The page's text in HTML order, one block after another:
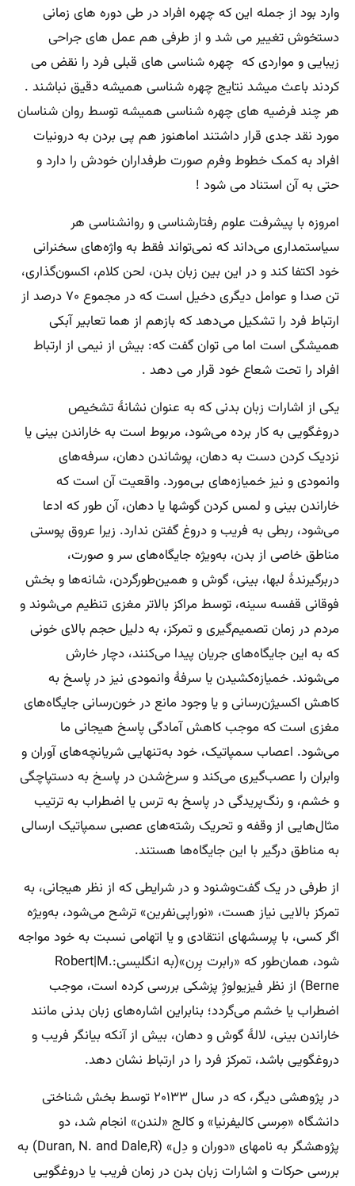
وارد بود از جمله این که چهره افراد در طی دوره های زمانی
دستخوش تغییر می شد و از طرفی هم عمل های جراحی
زیبایی و مواردی که چهره شناسی های قبلی فرد را نقض می
کردند باعث میشد نتایج چهره شناسی همیشه دقیق نباشند .
هر چند فرضیه های چهره شناسی همیشه توسط روان شناسان
مورد نقد جدی قرار داشتند اماهنوز هم پی بردن به درونیات
افراد به کمک خطوط وفرم صورت طرفداران خودش را دارد و
حتی به آن استناد می شود !
امروزه با پیشرفت علوم رفتارشناسی و روانشناسی هر
سیاستمداری می‌داند که نمی‌تواند فقط به واژه‌های سخنرانی
خود اکتفا کند و در این بین زبان بدن، لحن کلام، اکسون‌گذاری،
تن صدا و عوامل دیگری دخیل است که در مجموع ۷۰ درصد از
ارتباط فرد را تشکیل می‌دهد که بازهم از هما تعابیر آبکی
همیشگی است اما می توان گفت که: بیش از نیمی از ارتباط
افراد را تحت شعاع خود قرار می دهد .
یکی از اشارات زبان بدنی که به عنوان نشانهٔ تشخیص
دروغگویی به کار برده می‌شود، مربوط است به خاراندن بینی یا
نزدیک کردن دست به دهان، پوشاندن دهان، سرفه‌های
وانمودی و نیز خمیازه‌های بی‌مورد. واقعیت آن است که
خاراندن بینی و لمس کردن گوشها یا دهان، آن طور که ادعا
می‌شود، ربطی به فریب و دروغ گفتن ندارد. زیرا عروق پوستی
مناطق خاصی از بدن، به‌ویژه جایگاه‌های سر و صورت،
دربرگیرندهٔ لبها، بینی، گوش و همین‌طورگردن، شانه‌ها و بخش
فوقانی قفسه سینه، توسط مراکز بالاتر مغزی تنظیم می‌شوند و
مردم در زمان تصمیم‌گیری و تمرکز، به دلیل حجم بالای خونی
که به این جایگاه‌های جریان پیدا می‌کنند، دچار خارش
می‌شوند. خمیازه‌کشیدن یا سرفهٔ وانمودی نیز در پاسخ به
کاهش اکسیژن‌رسانی و یا وجود مانع در خون‌رسانی جایگاه‌های
مغزی است که موجب کاهش آمادگی پاسخ هیجانی ما
می‌شود. اعصاب سمپاتیک، خود به‌تنهایی شریانچه‌های آوران و
وابران را عصب‌گیری می‌کند و سرخ‌شدن در پاسخ به دستپاچگی
و خشم، و رنگ‌پریدگی در پاسخ به ترس یا اضطراب به ترتیب
مثال‌هایی از وقفه و تحریک رشته‌های عصبی سمپاتیک ارسالی
به مناطق درگیر با این جایگاه‌ها هستند.
از طرفی در یک گفت‌وشنود و در شرایطی که از نظر هیجانی، به
تمرکز بالایی نیاز هست، «نوراپی‌نفرین» ترشح می‌شود، به‌ویژه
اگر کسی، با پرسشهای انتقادی و یا اتهامی نسبت به خود مواجه
شود، همان‌طور که «رابرت بِرن»(به انگلیسی:Robert|M.
Berne) از نظر فیزیولوژِ پزشکی بررسی کرده است، موجب
اضطراب یا خشم می‌گردد؛ بنابراین اشاره‌های زبان بدنی مانند
خاراندن بینی، لالهٔ گوش و دهان، بیش از آنکه بیانگر فریب و
دروغگویی باشد، تمرکز فرد را در ارتباط نشان دهد.
در پژوهشی دیگر، که در سال ۲۰۱۳۳ توسط بخش شناختی
دانشگاه «مِرسی کالیفرنیا» و کالج «لندن» انجام شد، دو
پژوهشگر به نامهای «دوران و دِل» (Duran, N. and Dale,R) به
بررسی حرکات و اشارات زبان بدن در زمان فریب یا دروغگویی